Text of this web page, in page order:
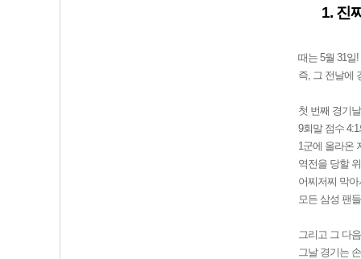
1. 진
때는 5월 31일
즉, 그 전날에
첫 번째 경기
9회말 점수
1군에 올라온
역전을 당할
어찌저찌 막
모든 삼성 팬
그리고 그 다
그날 경기는